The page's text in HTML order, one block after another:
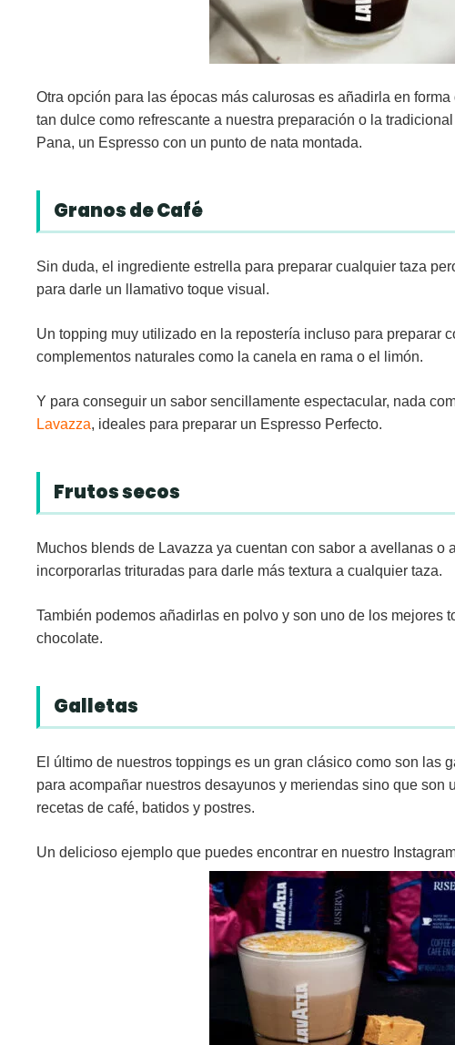
Otra opción para las épocas más calurosas es añadirla en forma
tan dulce como refrescante a nuestra preparación o la
Pana, un Espresso con un punto de nata montada.
Granos de Café
Sin duda, el ingrediente estrella para preparar cualquier taza
para darle un llamativo toque visual.
Un topping muy utilizado en la repostería incluso para preparar
complementos naturales como la canela en rama o el limón.
Y para conseguir un sabor sencillamente espectacular, nada
Lavazza, ideales para preparar un Espresso Perfecto.
Frutos secos
Muchos blends de Lavazza ya cuentan con sabor a avellanas o
incorporarlas trituradas para darle más textura a cualquier taza.
También podemos añadirlas en polvo y son uno de los mejores
chocolate.
Galletas
El último de nuestros toppings es un gran clásico como son las
para acompañar nuestros desayunos y meriendas sino que son
recetas de café, batidos y postres.
Un delicioso ejemplo que puedes encontrar en nuestro